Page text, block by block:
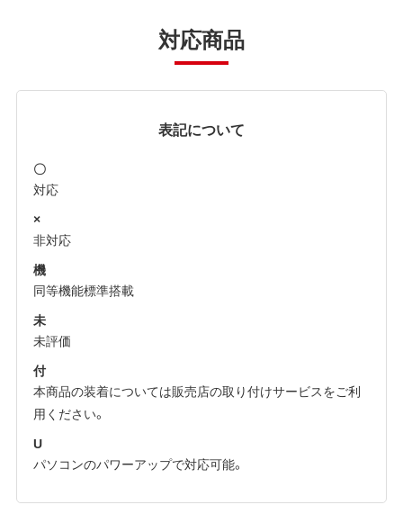
対応商品
表記について
〇
対応
×
非対応
機
同等機能標準搭載
未
未評価
付
本商品の装着については販売店の取り付けサービスをご利
用ください。
U
パソコンのパワーアップで対応可能。